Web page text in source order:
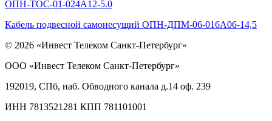
ОПН-ТОС-01-024А12-5.0
Кабель подвесной самонесущий ОПН-ДПМ-06-016А06-14,5
© 2026 «Инвест Телеком Санкт-Петербург»
ООО «Инвест Телеком Санкт-Петербург»
192019, СПб, наб. Обводного канала д.14 оф. 239
ИНН 7813521281 КПП 781101001